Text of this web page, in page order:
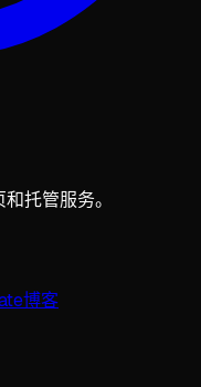
托管服务。
博客